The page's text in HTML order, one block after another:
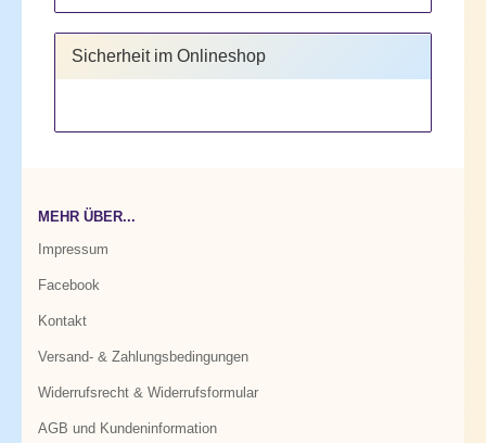
Sicherheit im Onlineshop
MEHR ÜBER...
Impressum
Facebook
Kontakt
Versand- & Zahlungsbedingungen
Widerrufsrecht & Widerrufsformular
AGB und Kundeninformation